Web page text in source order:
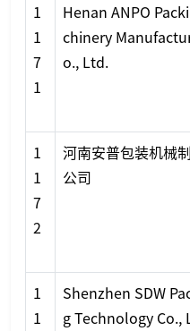
1
1
7
1
Henan ANPO
chinery
o., Ltd.
1
1
7
2
河南安普包装机械
公司
1
1
Shenzhen SDW
g Technology Co.,